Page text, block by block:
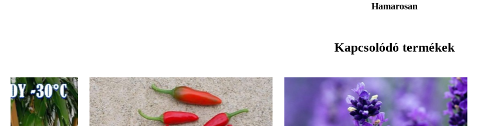
Hamarosan
Kapcsolódó termékek